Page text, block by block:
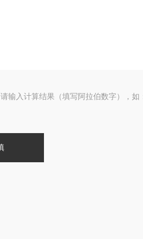
请输入计算结果（填写阿拉伯数字），如